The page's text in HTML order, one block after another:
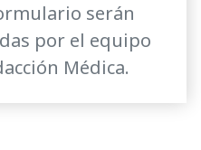
serán
por el equipo
Médica.